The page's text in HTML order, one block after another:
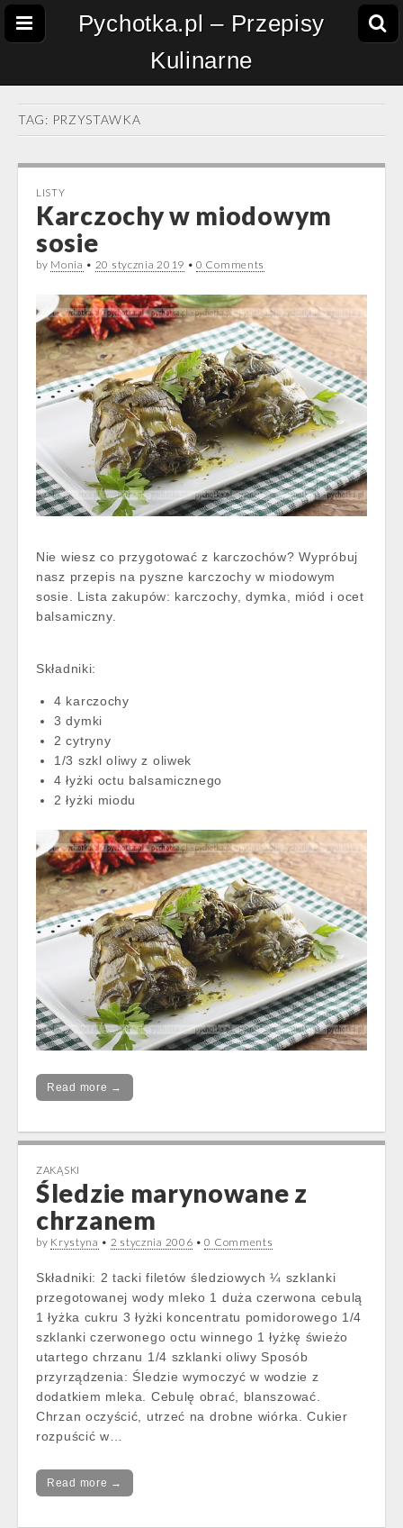
Pychotka.pl – Przepisy
Kulinarne
TAG: PRZYSTAWKA
LISTY
Karczochy w miodowym
sosie
by Monia • 20 stycznia 2019 •0 Comments
Nie wiesz co przygotować z karczochów? Wypróbuj
nasz przepis na pyszne karczochy w miodowym
sosie. Lista zakupów: karczochy, dymka, miód i ocet
balsamiczny.
Składniki:
4 karczochy
3 dymki
2 cytryny
1/3 szkl oliwy z oliwek
4 łyżki octu balsamicznego
2 łyżki miodu
Read more →
ZAKĄSKI
Śledzie marynowane z
chrzanem
by Krystyna • 2 stycznia 2006 •0 Comments
Składniki: 2 tacki filetów śledziowych ¼ szklanki
przegotowanej wody mleko 1 duża czerwona cebulą
1 łyżka cukru 3 łyżki koncentratu pomidorowego 1/4
szklanki czerwonego octu winnego 1 łyżkę świeżo
utartego chrzanu 1/4 szklanki oliwy Sposób
przyrządzenia: Śledzie wymoczyć w wodzie z
dodatkiem mleka. Cebulę obrać, blanszować.
Chrzan oczyścić, utrzeć na drobne wiórka. Cukier
rozpuścić w…
Read more →